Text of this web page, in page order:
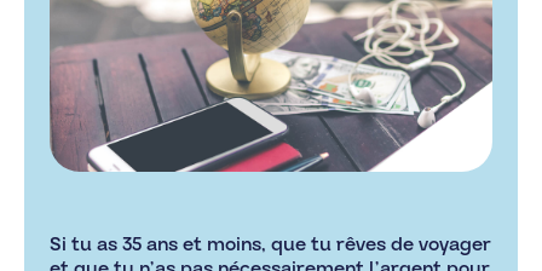
Si tu as 35 ans et moins, que tu rêves de voyager